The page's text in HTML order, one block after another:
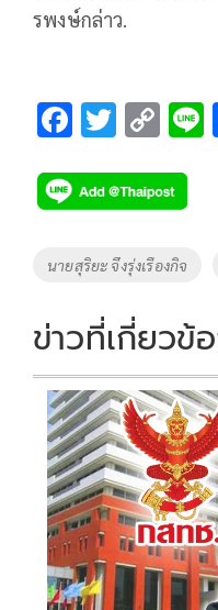
รพงษ์กล่าว.
F
e
b
o
k
T
tt
er
C
p
y
Li
k
Tags
นายสุริยะ จึงรุ่งเรืองกิจ
ข่าวที่เกี่ยวข้